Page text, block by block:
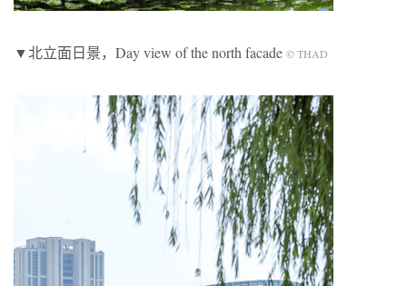
▼北立面日景，Day view of the north facade © THAD